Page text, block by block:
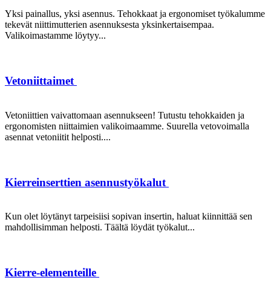
Yksi painallus, yksi asennus. Tehokkaat ja ergonomiset työkalumme
tekevät niittimutterien asennuksesta yksinkertaisempaa.
Valikoimastamme löytyy...
Vetoniittaimet
Vetoniittien vaivattomaan asennukseen! Tutustu tehokkaiden ja
ergonomisten niittaimien valikoimaamme. Suurella vetovoimalla
asennat vetoniitit helposti....
Kierreinserttien asennustyökalut
Kun olet löytänyt tarpeisiisi sopivan insertin, haluat kiinnittää sen
mahdollisimman helposti. Täältä löydät työkalut...
Kierre-elementeille